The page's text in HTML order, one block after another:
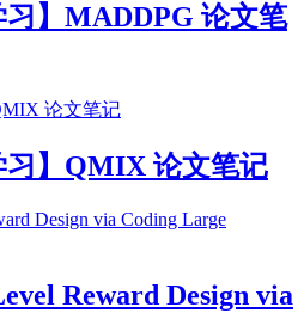
习】MADDPG 论文笔
习】QMIX 论文笔记
Reward Design via